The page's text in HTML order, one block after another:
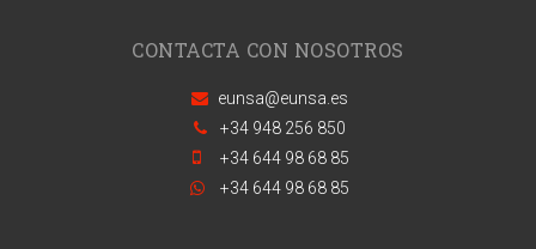
CONTACTA CON NOSOTROS
eunsa@eunsa.es
+34 948 256 850
+34 644 98 68 85
+34 644 98 68 85